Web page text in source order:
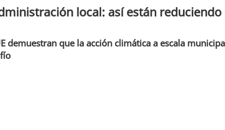
local: así están
demuestran que la acción climática a escala